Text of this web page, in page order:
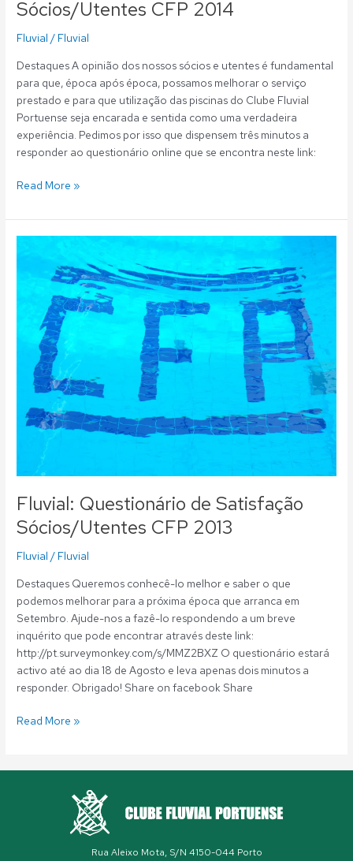
Sócios/Utentes CFP 2014
Fluvial / Fluvial
Destaques A opinião dos nossos sócios e utentes é fundamental
para que, época após época, possamos melhorar o serviço
prestado e para que utilização das piscinas do Clube Fluvial
Portuense seja encarada e sentida como uma verdadeira
experiência. Pedimos por isso que dispensem três minutos a
responder ao questionário online que se encontra neste link:
Read More »
Fluvial: Questionário de Satisfação
Sócios/Utentes CFP 2013
Fluvial / Fluvial
Destaques Queremos conhecê-lo melhor e saber o que
podemos melhorar para a próxima época que arranca em
Setembro. Ajude-nos a fazê-lo respondendo a um breve
inquérito que pode encontrar através deste link:
http://pt.surveymonkey.com/s/MMZ2BXZ O questionário estará
activo até ao dia 18 de Agosto e leva apenas dois minutos a
responder. Obrigado! Share on facebook Share
Questionário
Satisfação
Sócios/Utentes
2013
Read More »
Rua Aleixo Mota, S/N 4150-044 Porto